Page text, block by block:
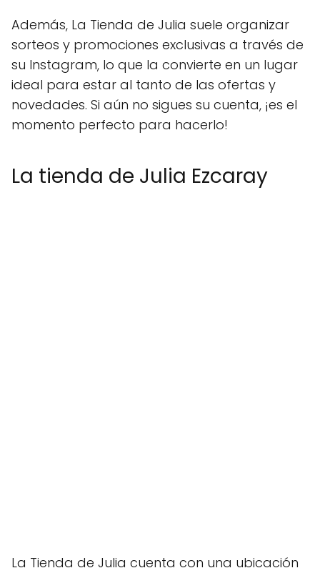
Además, La Tienda de Julia suele organizar
sorteos y promociones exclusivas a través de
su Instagram, lo que la convierte en un lugar
ideal para estar al tanto de las ofertas y
novedades. Si aún no sigues su cuenta, ¡es el
momento perfecto para hacerlo!
La tienda de Julia Ezcaray
La Tienda de Julia cuenta con una ubicación